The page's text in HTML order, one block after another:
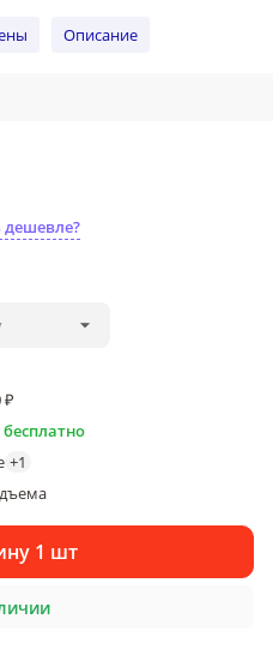
Описание
дешевле?
₽
бесплатно
+1
1 шт